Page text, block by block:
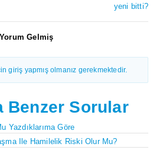
yeni bitti?
Gelmiş
giriş yapmış olmanız gerekmektedir.
Benzer Sorular
Yazdıklarıma Göre
Ile Hamilelik Riski Olur Mu?